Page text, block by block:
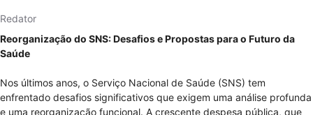
Redator
Reorganização do SNS: Desafios e Propostas para o Futuro da
Saúde
Nos últimos anos, o Serviço Nacional de Saúde (SNS) tem
enfrentado desafios significativos que exigem uma análise profunda
e uma reorganização funcional. A crescente despesa pública, que